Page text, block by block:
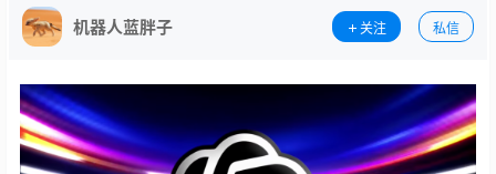
机器人蓝胖子 关注 私信